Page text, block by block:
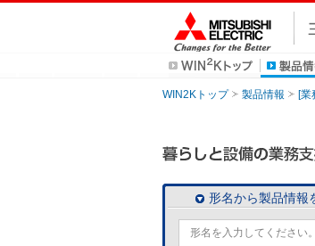
WIN2Kトップ 製品情報 [業
形名から製品情報